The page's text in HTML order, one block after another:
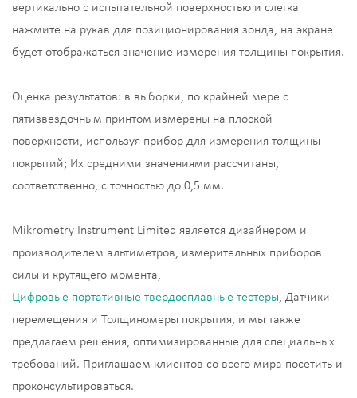
вертикально с испытательной поверхностью и слегка
нажмите на рукав для позиционирования зонда, на экране
будет отображаться значение измерения толщины покрытия.
Оценка результатов: в выборки, по крайней мере с
пятизвездочным принтом измерены на плоской
поверхности, используя прибор для измерения толщины
покрытий; Их средними значениями рассчитаны,
соответственно, с точностью до 0,5 мм.
Mikrometry Instrument Limited является дизайнером и
производителем альтиметров, измерительных приборов
силы и крутящего момента,
Цифровые портативные твердосплавные тестеры, Датчики
перемещения и Толщиномеры покрытия, и мы также
предлагаем решения, оптимизированные для специальных
требований. Приглашаем клиентов со всего мира посетить и
проконсультироваться.